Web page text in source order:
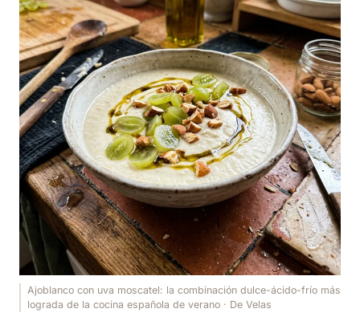
Ajoblanco con uva moscatel: la combinación dulce-ácido-frío más
lograda de la cocina española de verano · De Velas